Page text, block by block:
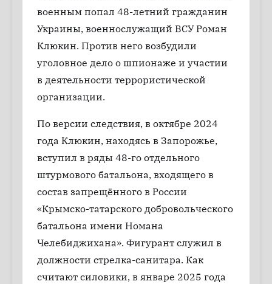
военным попал 48-летний гражданин
Украины, военнослужащий ВСУ Роман
Клюкин. Против него возбудили
уголовное дело о шпионаже и участии
в деятельности террористической
организации.
По версии следствия, в октябре 2024
года Клюкин, находясь в Запорожье,
вступил в ряды 48-го отдельного
штурмового батальона, входящего в
состав запрещённого в России
«Крымско-татарского добровольческого
батальона имени Номана
Челебиджихана». Фигурант служил в
должности стрелка-санитара. Как
считают силовики, в январе 2025 года